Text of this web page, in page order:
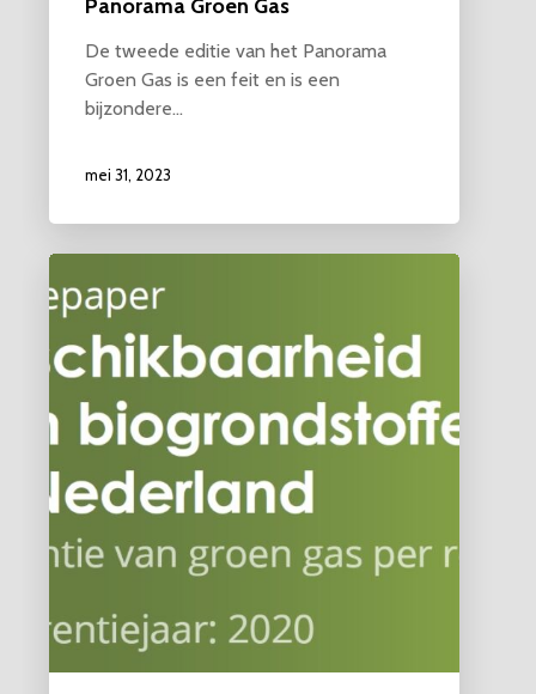
Panorama Groen Gas
De tweede editie van het Panorama
Groen Gas is een feit en is een
bijzondere…
mei 31, 2023